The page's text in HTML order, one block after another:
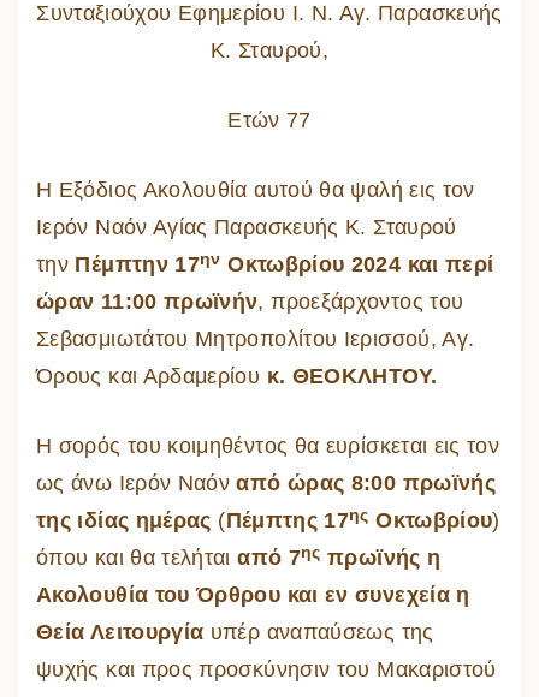
Συνταξιούχου Εφημερίου Ι. Ν. Αγ. Παρασκευής
Κ. Σταυρού,
Ετών 77
Η Εξόδιος Ακολουθία αυτού θα ψαλή εις τον
Ιερόν Ναόν Αγίας Παρασκευής Κ. Σταυρού
την Πέμπτην 17ην Οκτωβρίου 2024 και περί
ώραν 11:00 πρωϊνήν, προεξάρχοντος του
Σεβασμιωτάτου Μητροπολίτου Ιερισσού, Αγ.
Όρους και Αρδαμερίου κ. ΘΕΟΚΛΗΤΟΥ.
Η σορός του κοιμηθέντος θα ευρίσκεται εις τον
ως άνω Ιερόν Ναόναπό ώρας 8:00 πρωϊνής
της ιδίας ημέρας (Πέμπτης 17ης Οκτωβρίου)
όπου και θα τελήταιαπό 7ης πρωϊνής η
Ακολουθία του Όρθρου και εν συνεχεία η
Θεία Λειτουργία υπέρ αναπαύσεως της
ψυχής και προς προσκύνησιν του Μακαριστού